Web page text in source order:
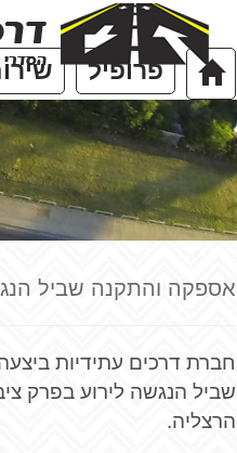
פרופיל
אספקה והתקנה שביל
חברת דרכים עתידיות
שביל הנגשה לירוע בפרק
הרצליה.